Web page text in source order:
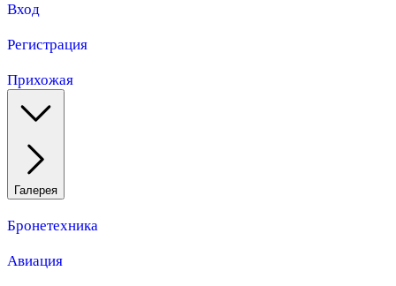
Вход
Регистрация
Прихожая
Галерея
Бронетехника
Авиация